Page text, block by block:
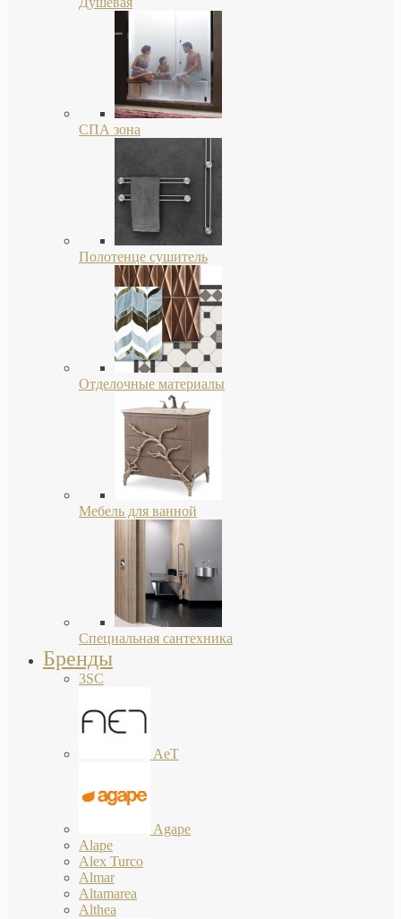
СПА зона
Полотенце сушитель
Отделочные материалы
Мебель для ванной
Специальная сантехника
Бренды
3SC
AeT
Agape
Alape
Alex Turco
Almar
Altamarea
Althea